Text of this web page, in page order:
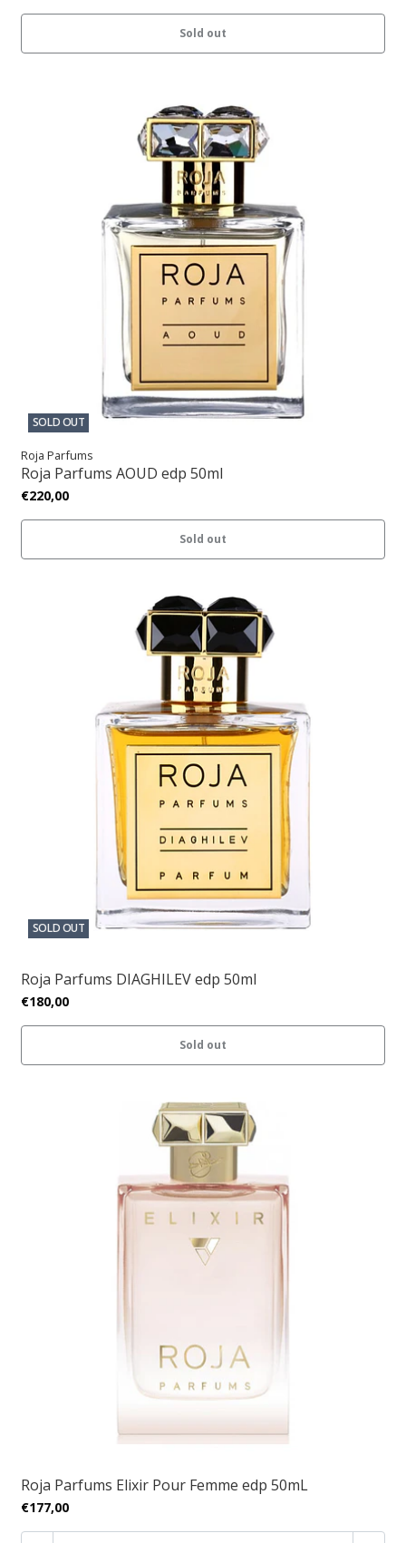
Sold out
SOLD OUT
Roja Parfums
Roja Parfums AOUD edp 50ml
€220,00
Sold out
SOLD OUT
Roja Parfums DIAGHILEV edp 50ml
€180,00
Sold out
Roja Parfums Elixir Pour Femme edp 50mL
€177,00